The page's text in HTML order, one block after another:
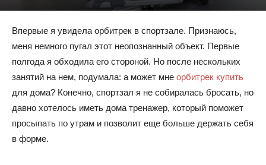
Впервые я увидела орбитрек в спортзале. Признаюсь,
меня немного пугал этот неопознанный объект. Первые
полгода я обходила его стороной. Но после нескольких
занятий на нем, подумала: а может мне орбитрек купить
для дома? Конечно, спортзал я не собиралась бросать, но
давно хотелось иметь дома тренажер, который поможет
просыпать по утрам и позволит еще больше держать себя
в форме.